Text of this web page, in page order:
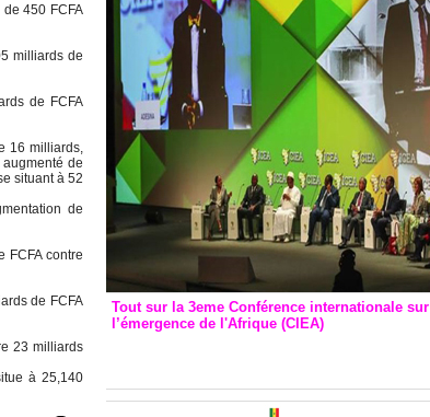
450 FCFA
milliards de
de FCFA
16 milliards,
de
situant à 52
de
FCFA contre
de FCFA
23 milliards
à 25,140
Tout sur la 3eme Conférence internationale sur
l’émergence de l'Afrique (CIEA)